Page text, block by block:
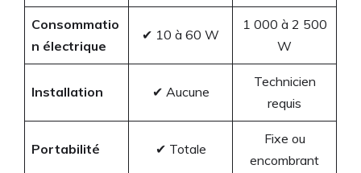
Consommatio
n électrique
✔ 10 à 60 W
1 000 à 2 500
W
Installation ✔ Aucune
Technicien
requis
Portabilité ✔ Totale
Fixe ou
encombrant